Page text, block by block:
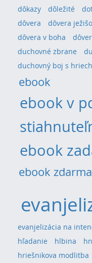
dôkazy
dôležité
dôvera
dôvera
dôvera v boha
duchovné zbrane
duchovný boj s
ebook
ebook v
ebook
ebook zdarma
evanjelizácia na
hľadanie
hlbina
hriešnikova modlitba